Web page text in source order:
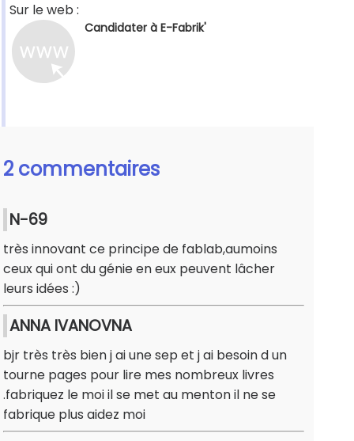
Sur le web :
Candidater à E-Fabrik'
2 commentaires
N-69
très innovant ce principe de fablab,aumoins
ceux qui ont du génie en eux peuvent lâcher
leurs idées :)
ANNA IVANOVNA
bjr très très bien j ai une sep et j ai besoin d un
tourne pages pour lire mes nombreux livres
.fabriquez le moi il se met au menton il ne se
fabrique plus aidez moi